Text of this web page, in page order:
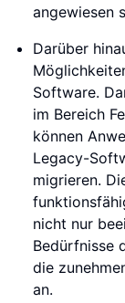
angewiesen
Darüber
Software.
im Bereich
können
Legacy-
migrieren.
nicht nur
Bedürfnisse
die
an.